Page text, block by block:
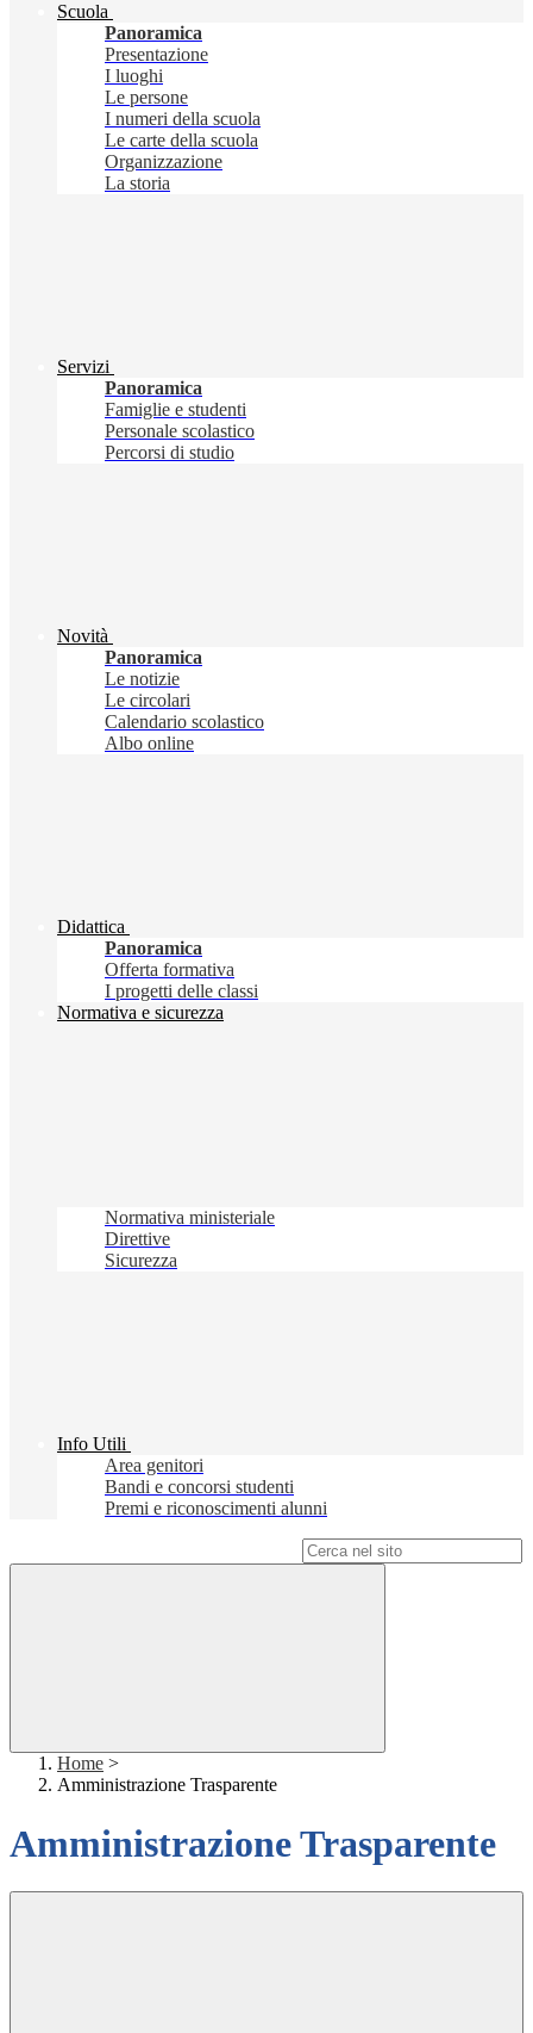
Scuola
Panoramica
Presentazione
I luoghi
Le persone
I numeri della scuola
Le carte della scuola
Organizzazione
La storia
Servizi
Panoramica
Famiglie e studenti
Personale scolastico
Percorsi di studio
Novità
Panoramica
Le notizie
Le circolari
Calendario scolastico
Albo online
Didattica
Panoramica
Offerta formativa
I progetti delle classi
Normativa e sicurezza
Normativa ministeriale
Direttive
Sicurezza
Info Utili
Area genitori
Bandi e concorsi studenti
Premi e riconoscimenti alunni
Home >
Amministrazione Trasparente
Amministrazione Trasparente